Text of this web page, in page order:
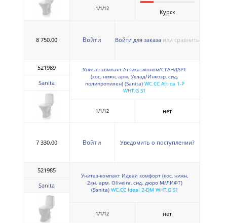
1/1/12 Курск
8 750.00 Войти Войти для заказа или сравнить
521989
Sanita
Унитаз-компакт Аттика эконом/СТАНДАРТ
(кос, нижн, арм. Уклад/Инкоэр, сид.
полипропилен) (Sanita) WC.CC Attica 1-P
WHT.G S1
1/1/12 нет
7 330.00 Войти Уведомить о поступлении?
521985
Sanita
Унитаз-компакт Идеал комфорт (кос, нижн,
2кн. арм. Oliveira, сид. дюро М/ЛИФТ)
(Sanita) WC.CC Ideal 2-DM WHT.G S1
1/1/12 нет